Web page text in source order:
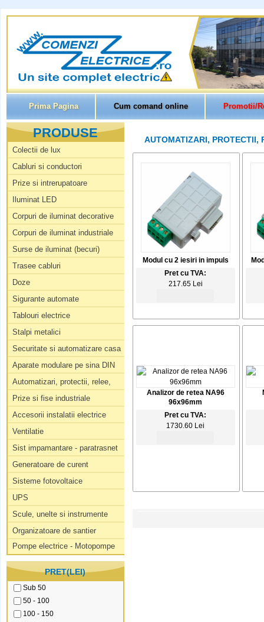
Prima Pagina Cum comand online Promotii/
PRODUSE
Colectii de lux
Cabluri si conductori
Prize si intrerupatoare
Iluminat LED
Corpuri de iluminat decorative
Corpuri de iluminat industriale
Surse de iluminat (becuri)
Trasee cabluri
Doze
Sigurante automate
Tablouri electrice
Stalpi metalici
Securitate si automatizare casa
Aparate modulare pe sina DIN
Automatizari, protectii, relee,
Prize si fise industriale
Accesorii instalatii electrice
Ventilatie
Sist impamantare - paratrasnet
Generatoare de curent
Sisteme fotovoltaice
UPS
Scule, unelte si instrumente
Organizatoare de santier
Pompe electrice - Motopompe
PRET(LEI)
Sub 50
50 - 100
100 - 150
AUTOMATIZARI, PROTECTII,
Modul cu 2 iesiri in impuls
Pret cu TVA:
217.65 Lei
Analizor de retea NA96
96x96mm
Pret cu TVA:
1730.60 Lei